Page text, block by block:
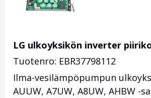
LG ulkoyksikön inverter
Tuotenro: EBR37798112
Ilma-vesilämpöpumpun
AUUW, A7UW, A8UW, AHBW